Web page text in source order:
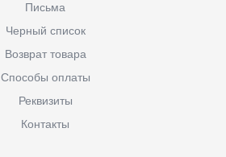
Письма
Черный список
Возврат товара
Способы оплаты
Реквизиты
Контакты